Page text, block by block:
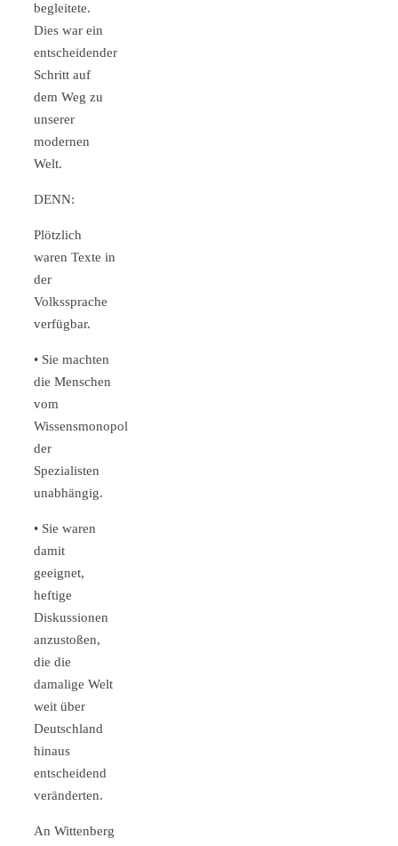
begleitete.
Dies war ein
entscheidender
Schritt auf
dem Weg zu
unserer
modernen
Welt.
DENN:
Plötzlich
waren Texte in
der
Volkssprache
verfügbar.
• Sie machten
die Menschen
vom
Wissensmonopol
der
Spezialisten
unabhängig.
• Sie waren
damit
geeignet,
heftige
Diskussionen
anzustoßen,
die die
damalige Welt
weit über
Deutschland
hinaus
entscheidend
veränderten.
An Wittenberg